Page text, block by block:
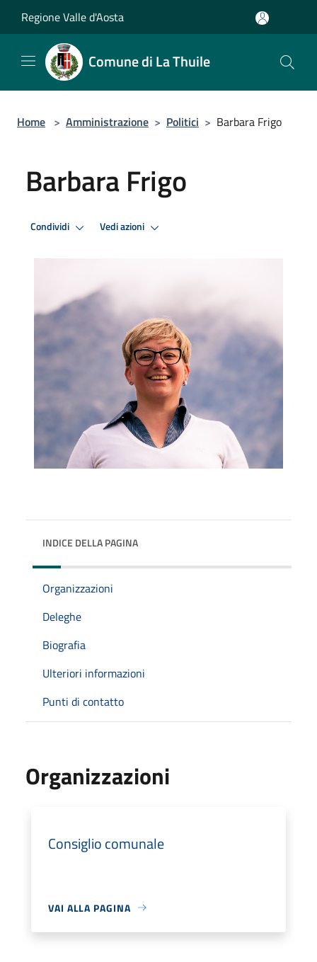
Regione Valle d'Aosta
Comune di La Thuile
Home > Amministrazione > Politici > Barbara Frigo
Barbara Frigo
Condividi Vedi azioni
INDICE DELLA PAGINA
Organizzazioni
Deleghe
Biografia
Ulteriori informazioni
Punti di contatto
Organizzazioni
Consiglio comunale
VAI ALLA PAGINA